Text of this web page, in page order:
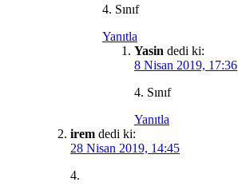
4. Sınıf
Yanıtla
Yasin dedi ki:
8 Nisan 2019, 17:36
4. Sınıf
Yanıtla
irem dedi ki:
28 Nisan 2019, 14:45
4.